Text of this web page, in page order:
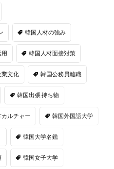
韓国人材の強み
韓国人材面接対策
業文化 韓国公務員離職
韓国出張 持ち物
ルチャー 韓国外国語大学
韓国大学名鑑
韓国女子大学